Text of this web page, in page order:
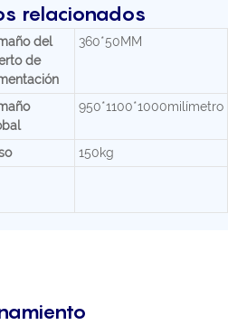
relacionados
del
de
360*50MM
950*1100*1000milímetro
150kg